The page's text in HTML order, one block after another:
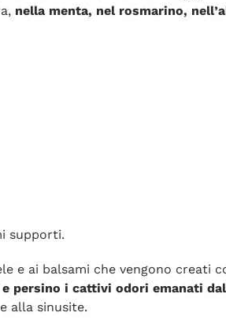
nella menta, nel rosmarino,
supporti.
e ai balsami che vengono creati
persino i cattivi odori emanati
alla sinusite.